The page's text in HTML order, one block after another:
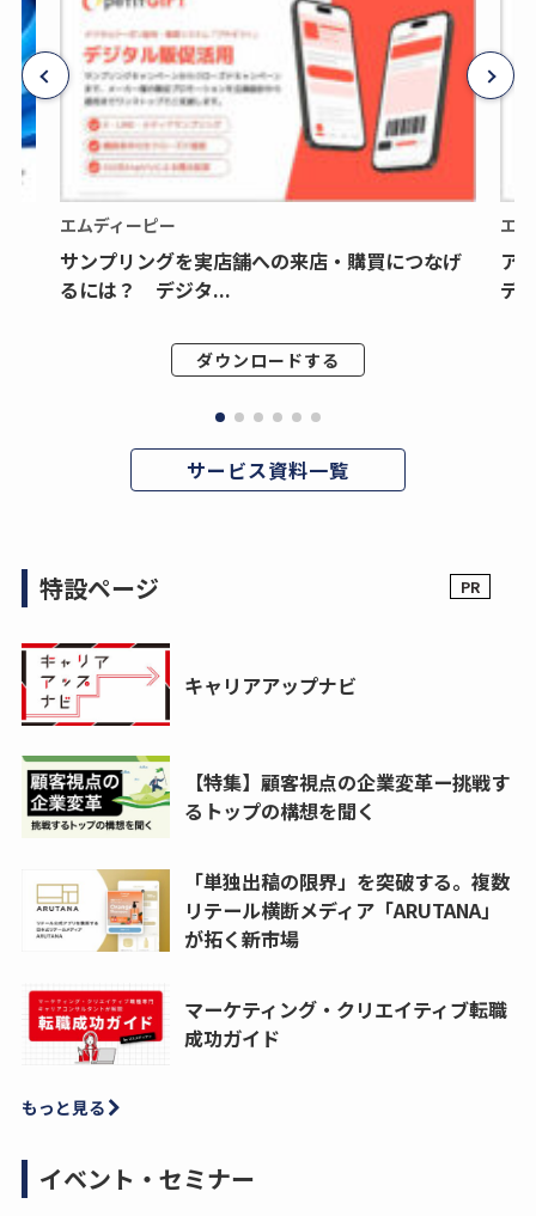
エムディーピー
サンプリングを実店舗への来店・購買につなげ
るには？ デジタ...
ダウンロードする
エ
ア
デ
サービス資料一覧
特設ページ
キャリアアップナビ
【特集】顧客視点の企業変革ー挑戦す
るトップの構想を聞く
「単独出稿の限界」を突破する。複数
リテール横断メディア「ARUTANA」
が拓く新市場
マーケティング・クリエイティブ転職
成功ガイド
もっと見る
イベント・セミナー